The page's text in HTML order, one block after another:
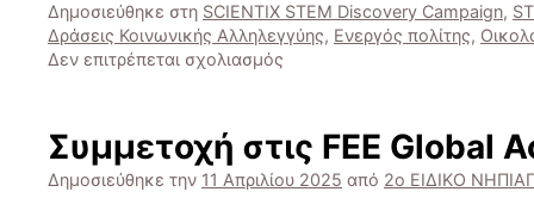
Δημοσιεύθηκε στη SCIENTIX STEM Discovery Campaign,
Δράσεις Κοινωνικής Αλληλεγγύης, Ενεργός πολίτης,
Δεν επιτρέπεται σχολιασμός
Κατανάλωση
Μαρουλοσαλάτας
από
Συμμετοχή στις FEE Global
Δημοσιεύθηκε την 11 Απριλίου 2025 από 2ο ΕΙΔΙΚΟ